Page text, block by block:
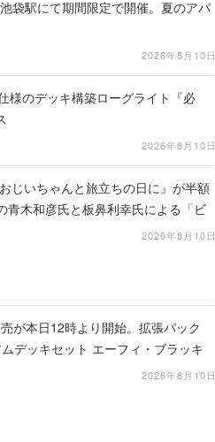
袋駅にて期間限定で開催。夏のアパ
2026年8月10日
様のデッキ構築ローグライト『必
2026年8月10日
じいちゃんと旅立ちの日に』が半額
青木和彦氏と板鼻利幸氏による「ビ
2026年8月10日
が本日12時より開始。拡張パック
デッキセット エーフィ・ブラッキ
2026年8月10日